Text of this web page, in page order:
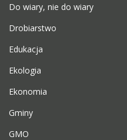
Do wiary, nie do wiary
Drobiarstwo
Edukacja
Ekologia
Ekonomia
Gminy
GMO